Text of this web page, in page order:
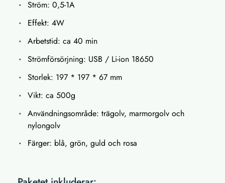
Ström: 0,5-1A
Effekt: 4W
Arbetstid: ca 40 min
Strömförsörjning: USB / Li-ion 18650
Storlek: 197 * 197 * 67 mm
Vikt: ca 500g
Användningsområde: trägolv, marmorgolv och
nylongolv
Färger: blå, grön, guld och rosa